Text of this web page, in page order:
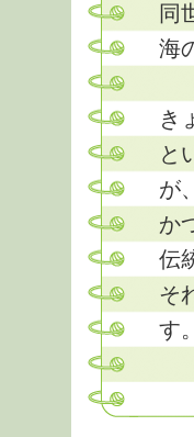
同
海
き
と
が、
か
伝
そ
す。